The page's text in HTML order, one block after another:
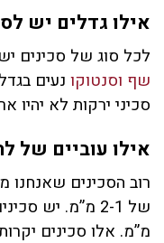
אילו גדלים יש
לכל סוג של סכינים
שף וסנטוקו
סכיני ירקות לא יהיו ארוכים
אילו עוביים של
רוב הסכינים שאנחנו
מ”מ. אלו סכינים